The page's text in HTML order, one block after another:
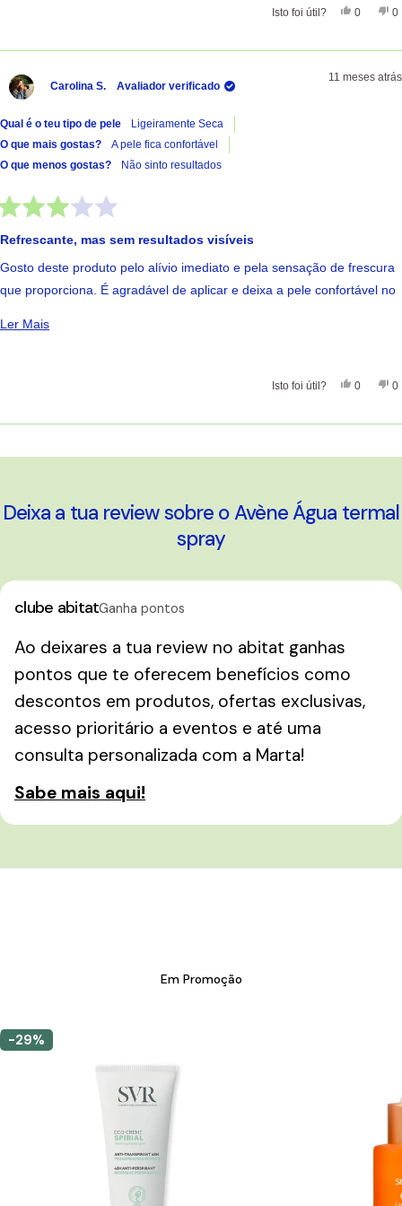
Isto foi útil? Sim,
0 0
Carolina S. Avaliador verificado
11 meses atrás
Qual é o teu tipo de pele
Ligeiramente Seca
O que mais gostas?
A pele fica confortável
O que menos gostas?
Não sinto resultados
Refrescante, mas sem resultados visíveis
Gosto deste produto pelo alívio imediato e pela sensação de frescura
que proporciona. É agradável de aplicar e deixa a pele confortável no
que para mim acaba por ser mais um produto de bem-estar do que
Ler MaisLer Mais Sobre Esta Avaliação
Isto foi útil? Sim,
0 0
Deixa a tua review sobre o Avène Água termal
spray
clube abitatGanha pontos
Ao deixares a tua review no abitat ganhas
pontos que te oferecem benefícios como
descontos em produtos, ofertas exclusivas,
acesso prioritário a eventos e até uma
consulta personalizada com a Marta!
Sabe mais aqui!
Em Promoção
-29%